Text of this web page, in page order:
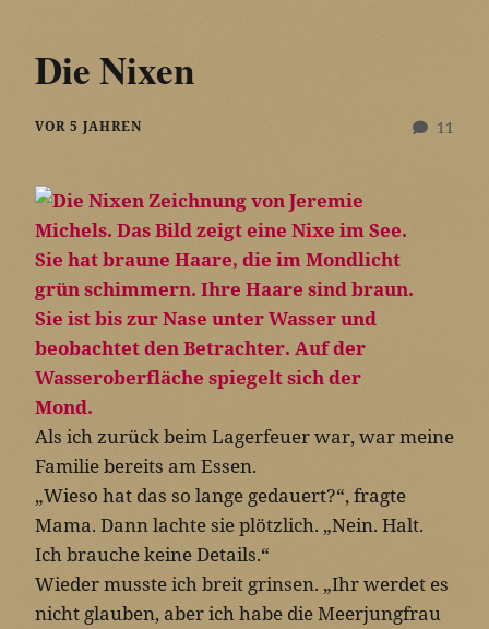
Die Nixen
11
VOR 5 JAHREN
Als ich zurück beim Lagerfeuer war, war meine
Familie bereits am Essen.
„Wieso hat das so lange gedauert?“, fragte
Mama. Dann lachte sie plötzlich. „Nein. Halt.
Ich brauche keine Details.“
Wieder musste ich breit grinsen. „Ihr werdet es
nicht glauben, aber ich habe die Meerjungfrau